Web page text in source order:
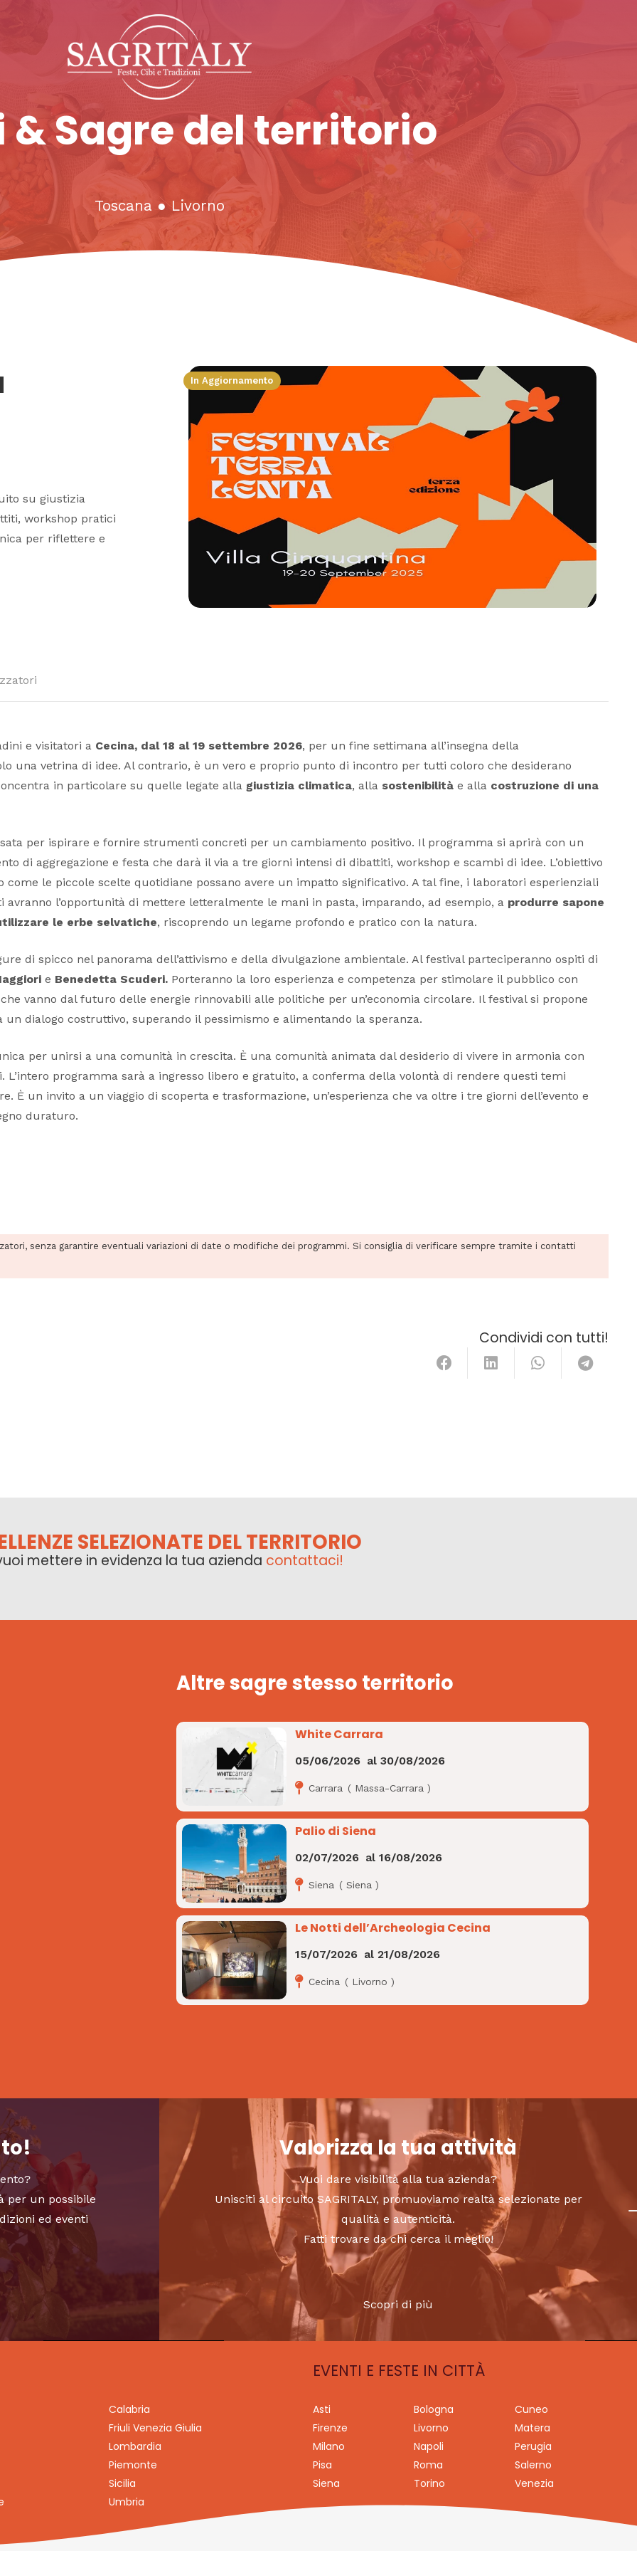
& Sagre del territorio
Toscana ●Livorno
su giustizia
workshop pratici
per riflettere e
In Aggiornamento
e visitatori a Cecina, dal 18 al 19 settembre 2026, per un fine settimana all’insegna della
una vetrina di idee. Al contrario, è un vero e proprio punto di incontro per tutti coloro che desiderano
in particolare su quelle legate alla giustizia climatica, alla sostenibilità e alla costruzione di una
per ispirare e fornire strumenti concreti per un cambiamento positivo. Il programma si aprirà con un
di aggregazione e festa che darà il via a tre giorni intensi di dibattiti, workshop e scambi di idee. L’obiettivo
come le piccole scelte quotidiane possano avere un impatto significativo. A tal fine, i laboratori esperienziali
l’opportunità di mettere letteralmente le mani in pasta, imparando, ad esempio, a produrre sapone
le erbe selvatiche, riscoprendo un legame profondo e pratico con la natura.
di spicco nel panorama dell’attivismo e della divulgazione ambientale. Al festival parteciperanno ospiti di
e Benedetta Scuderi. Porteranno la loro esperienza e competenza per stimolare il pubblico con
vanno dal futuro delle energie rinnovabili alle politiche per un’economia circolare. Il festival si propone
dialogo costruttivo, superando il pessimismo e alimentando la speranza.
per unirsi a una comunità in crescita. È una comunità animata dal desiderio di vivere in armonia con
programma sarà a ingresso libero e gratuito, a conferma della volontà di rendere questi temi
È un invito a un viaggio di scoperta e trasformazione, un’esperienza che va oltre i tre giorni dell’evento e
duraturo.
senza garantire eventuali variazioni di date o modifiche dei programmi. Si consiglia di verificare sempre tramite i contatti
Condividi con tutti!
SELEZIONATE DEL TERRITORIO
mettere in evidenza la tua azienda contattaci!
Altre sagre stesso territorio
White Carrara
05/06/2026 al30/08/2026
Carrara ( Massa-Carrara )
Palio di Siena
02/07/2026 al16/08/2026
Siena (Siena )
Le Notti dell’Archeologia Cecina
15/07/2026 al21/08/2026
Cecina ( Livorno )
per un possibile
ed eventi
Valorizza la tua attività
Vuoi dare visibilità alla tua azienda?
Unisciti al circuito SAGRITALY, promuoviamo realtà selezionate per
qualità e autenticità.
Fatti trovare da chi cerca il meglio!
Scopri di più
Calabria
Friuli Venezia Giulia
Lombardia
Piemonte
Sicilia
Umbria
EVENTI E FESTE IN CITTÀ
Asti Bologna
Cuneo
Firenze
Livorno
Matera
Milano
Napoli
Perugia
Pisa
Roma
Salerno
Siena
Torino Venezia